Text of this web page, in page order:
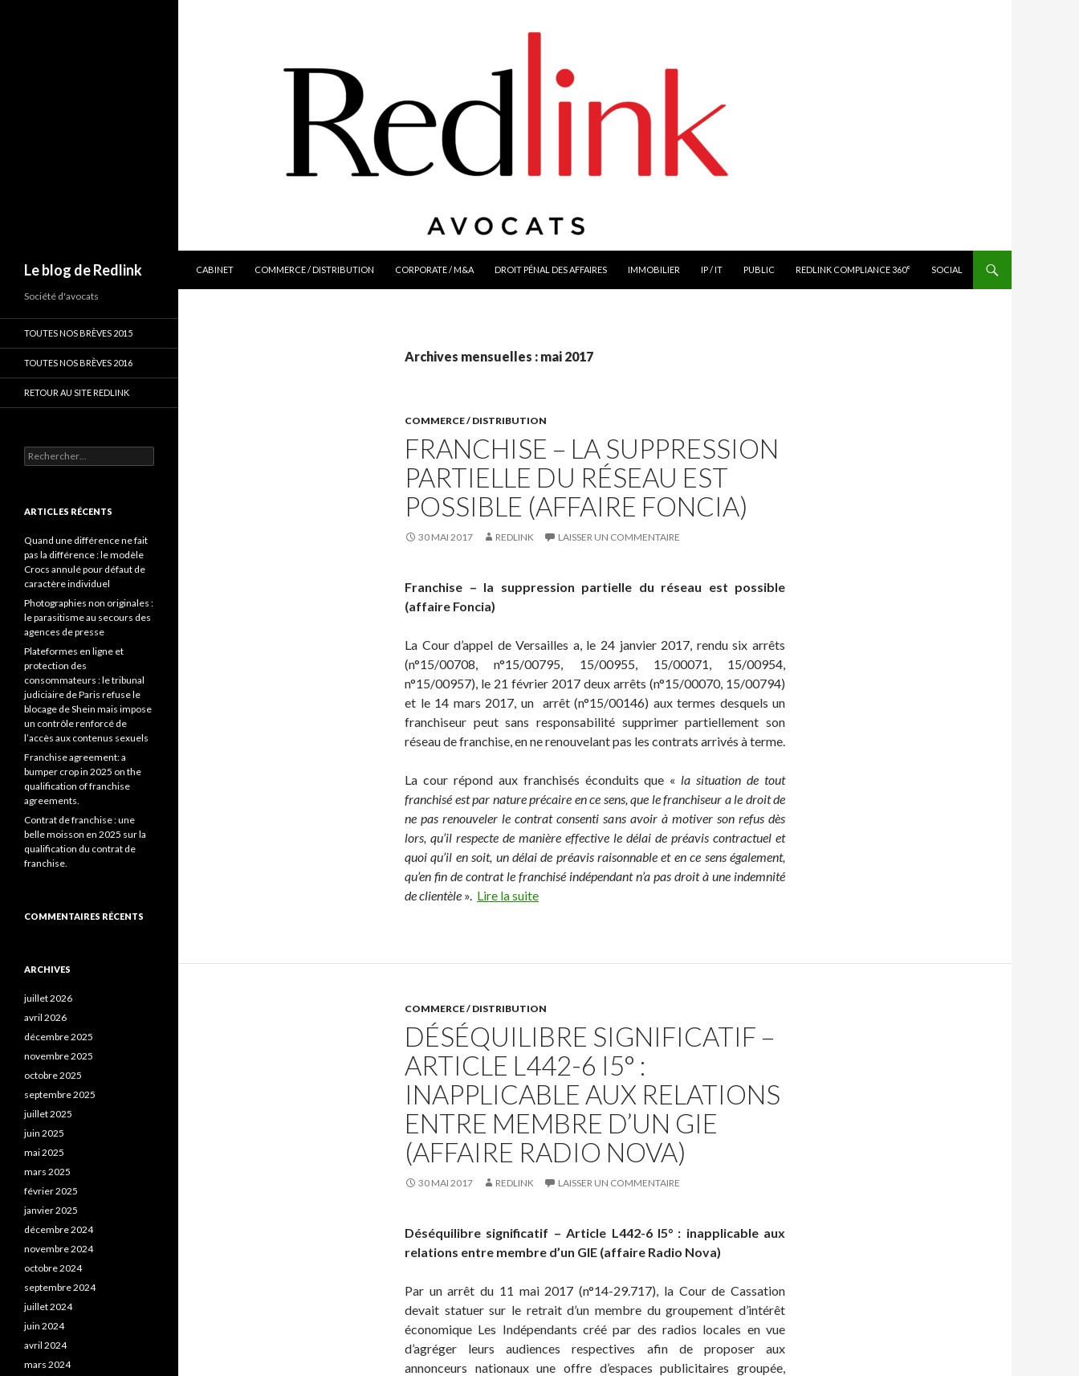
Le blog de Redlink
CABINET
COMMERCE / DISTRIBUTION CORPORATE / M&A DROIT PÉNAL DES AFFAIRES IMMOBILIER IP / IT PUBLIC REDLINK COMPLIANCE 360° SOCIAL
Archives mensuelles : mai 2017
COMMERCE / DISTRIBUTION
FRANCHISE – LA SUPPRESSION
PARTIELLE DU RÉSEAU EST
POSSIBLE (AFFAIRE FONCIA)
30 MAI 2017 REDLINK LAISSER UN COMMENTAIRE
Franchise – la suppression partielle du réseau est possible
(affaire Foncia)
La Cour d’appel de Versailles a, le 24 janvier 2017, rendu six arrêts
(n°15/00708, n°15/00795, 15/00955, 15/00071, 15/00954,
n°15/00957), le 21 février 2017 deux arrêts (n°15/00070, 15/00794)
et le 14 mars 2017, un arrêt (n°15/00146) aux termes desquels un
franchiseur peut sans responsabilité supprimer partiellement son
réseau de franchise, en ne renouvelant pas les contrats arrivés à terme.
La cour répond aux franchisés éconduits que « la situation de tout
franchisé est par nature précaire en ce sens, que le franchiseur a le droit de
ne pas renouveler le contrat consenti sans avoir à motiver son refus dès
lors, qu’il respecte de manière effective le délai de préavis contractuel et
quoi qu’il en soit, un délai de préavis raisonnable et en ce sens également,
qu’en fin de contrat le franchisé indépendant n’a pas droit à une indemnité
de clientèle ». Lire la suite
COMMERCE / DISTRIBUTION
DÉSÉQUILIBRE SIGNIFICATIF –
ARTICLE L442-6 I5° :
INAPPLICABLE AUX RELATIONS
ENTRE MEMBRE D’UN GIE
(AFFAIRE RADIO NOVA)
30 MAI 2017 REDLINK LAISSER UN COMMENTAIRE
Déséquilibre significatif – Article L442-6 I5° : inapplicable aux
relations entre membre d’un GIE (affaire Radio Nova)
Par un arrêt du 11 mai 2017 (n°14-29.717), la Cour de Cassation
devait statuer sur le retrait d’un membre du groupement d’intérêt
économique Les Indépendants créé par des radios locales en vue
d’agréger leurs audiences respectives afin de proposer aux
annonceurs nationaux une offre d’espaces publicitaires groupée,
Société d'avocats
TOUTES NOS BRÈVES 2015
TOUTES NOS BRÈVES 2016
RETOUR AU SITE REDLINK
Rechercher :
ARTICLES RÉCENTS
Quand une différence ne fait
pas la différence : le modèle
Crocs annulé pour défaut de
caractère individuel
Photographies non originales :
le parasitisme au secours des
agences de presse
Plateformes en ligne et
protection des
consommateurs : le tribunal
judiciaire de Paris refuse le
blocage de Shein mais impose
un contrôle renforcé de
l’accès aux contenus sexuels
Franchise agreement: a
bumper crop in 2025 on the
qualification of franchise
agreements.
Contrat de franchise : une
belle moisson en 2025 sur la
qualification du contrat de
franchise.
COMMENTAIRES RÉCENTS
ARCHIVES
juillet 2026
avril 2026
décembre 2025
novembre 2025
octobre 2025
septembre 2025
juillet 2025
juin 2025
mai 2025
mars 2025
février 2025
janvier 2025
décembre 2024
novembre 2024
octobre 2024
septembre 2024
juillet 2024
juin 2024
avril 2024
mars 2024